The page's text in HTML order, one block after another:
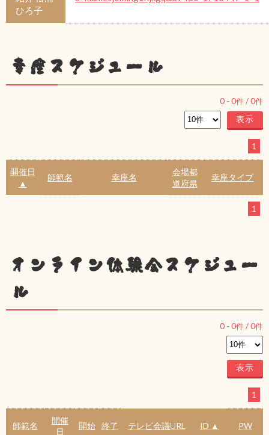
ひろ子
幸座スケジュール
0 - 0件 /0件
1
開催日
▲
師範名 幸座名
会場都
道府県
幸座タイプ
1
オンライン体験会スケジュー
ル
0 - 0件 /0件
1
師範名
開催
日
開始 終了 テレビ会議URL ID ▲ PW